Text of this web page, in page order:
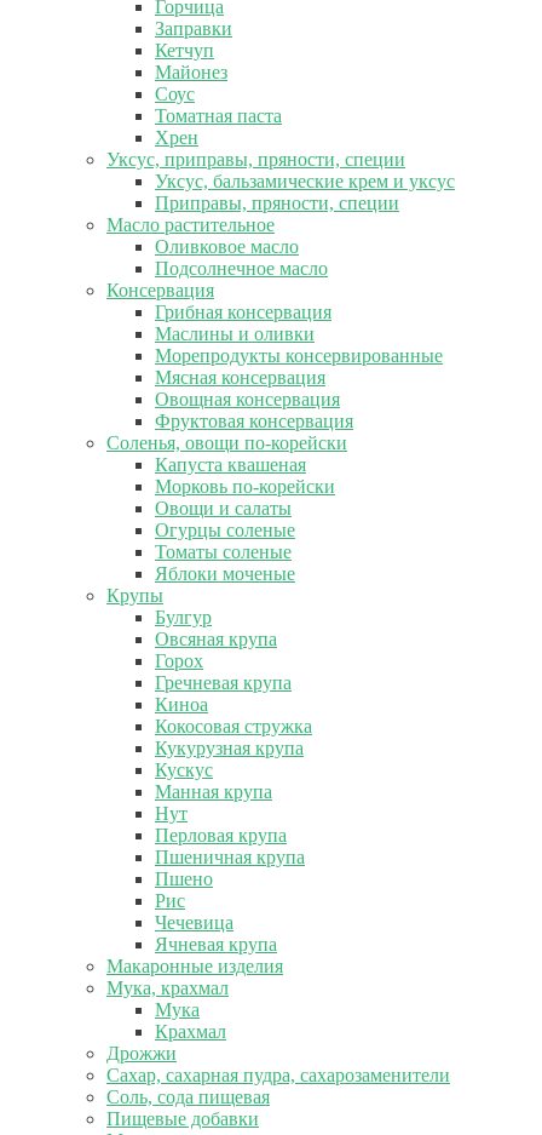
Горчица
Заправки
Кетчуп
Майонез
Соус
Томатная паста
Хрен
Уксус, приправы, пряности, специи
Уксус, бальзамические крем и уксус
Приправы, пряности, специи
Масло растительное
Оливковое масло
Подсолнечное масло
Консервация
Грибная консервация
Маслины и оливки
Морепродукты консервированные
Мясная консервация
Овощная консервация
Фруктовая консервация
Соленья, овощи по-корейски
Капуста квашеная
Морковь по-корейски
Овощи и салаты
Огурцы соленые
Томаты соленые
Яблоки моченые
Крупы
Булгур
Овсяная крупа
Горох
Гречневая крупа
Киноа
Кокосовая стружка
Кукурузная крупа
Кускус
Манная крупа
Нут
Перловая крупа
Пшеничная крупа
Пшено
Рис
Чечевица
Ячневая крупа
Макаронные изделия
Мука, крахмал
Мука
Крахмал
Дрожжи
Сахар, сахарная пудра, сахарозаменители
Соль, сода пищевая
Пищевые добавки